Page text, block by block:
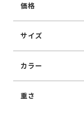
価格
サイズ
カラー
重さ